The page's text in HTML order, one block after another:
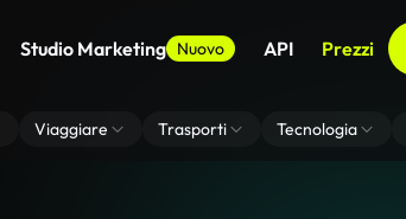
Studio Marketing Nuovo API Prezzi
Viaggiare Trasporti Tecnologia